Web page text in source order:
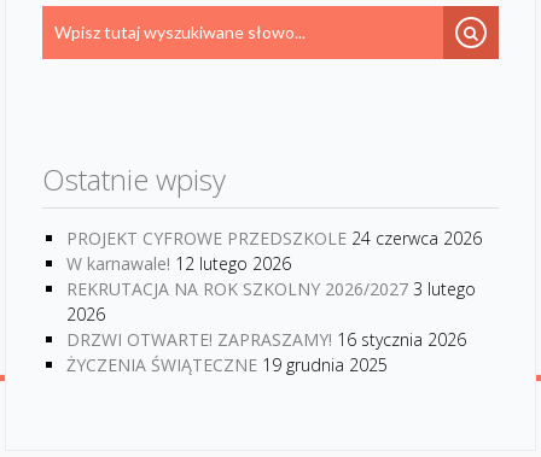
Ostatnie wpisy
PROJEKT CYFROWE PRZEDSZKOLE 24 czerwca 2026
W karnawale! 12 lutego 2026
REKRUTACJA NA ROK SZKOLNY 2026/2027 3 lutego
2026
DRZWI OTWARTE! ZAPRASZAMY! 16 stycznia 2026
ŻYCZENIA ŚWIĄTECZNE 19 grudnia 2025